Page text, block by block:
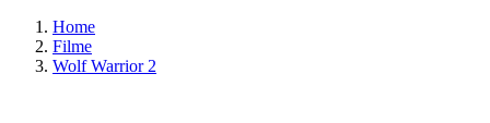
Home
Filme
Wolf Warrior 2